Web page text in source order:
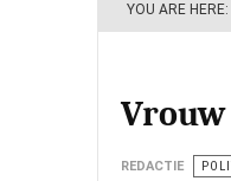
YOU ARE HERE:
REDACTIE